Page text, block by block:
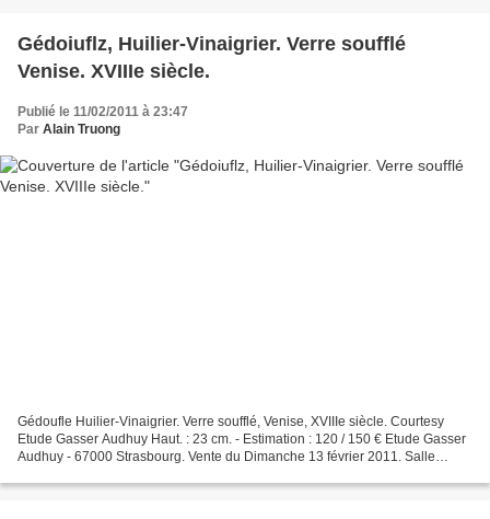
Gédoiuflz, Huilier-Vinaigrier. Verre soufflé
Venise. XVIIIe siècle.
Publié le 11/02/2011 à 23:47
Par Alain Truong
Gédoufle Huilier-Vinaigrier. Verre soufflé, Venise, XVIIIe siècle. Courtesy
Etude Gasser Audhuy Haut. : 23 cm. - Estimation : 120 / 150 € Etude Gasser
Audhuy - 67000 Strasbourg. Vente du Dimanche 13 février 2011. Salle